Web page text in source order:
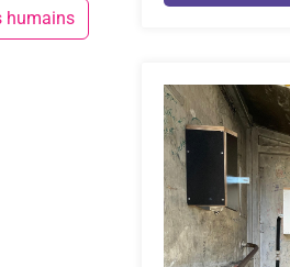
humains